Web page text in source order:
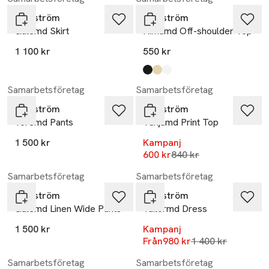
Modström
Galemd Skirt
1 100 kr
Modström
Himamd Off-shoulder Top
550 kr
Produkten finns i färgerna:
black
double cream
soft white
Samarbetsföretag
Modström
Toremd Pants
1 500 kr
Samarbetsföretag
Modström
Vanjamd Print Top
Kampanj
600 krLägsta pris 30 dagar
840 kr
Samarbetsföretag
Modström
Galemd Linen Wide Pants
1 500 kr
Samarbetsföretag
Modström
Tailormd Dress
Kampanj
Från980 krLägsta pris 30
1 400 kr
Samarbetsföretag
Samarbetsföretag